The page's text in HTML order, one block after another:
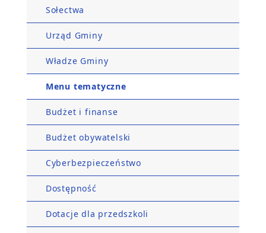
Sołectwa
Urząd Gminy
Władze Gminy
Menu tematyczne
Budżet i finanse
Budżet obywatelski
Cyberbezpieczeństwo
Dostępność
Dotacje dla przedszkoli